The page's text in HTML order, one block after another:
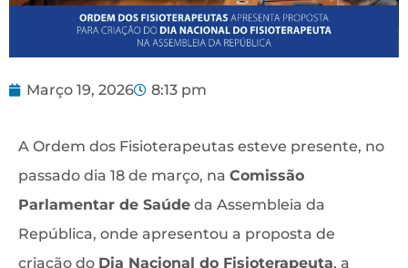
Março 19, 2026 8:13 pm
A Ordem dos Fisioterapeutas esteve presente, no
passado dia 18 de março, na Comissão
Parlamentar de Saúde da Assembleia da
República, onde apresentou a proposta de
criação do Dia Nacional do Fisioterapeuta, a